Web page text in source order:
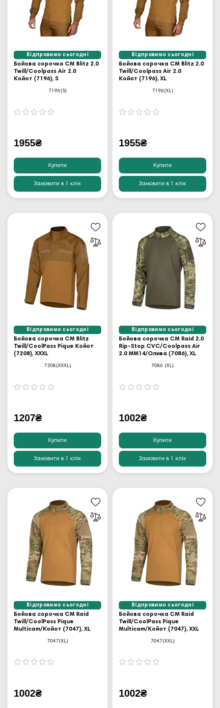
Відправимо сьогодні
Бойова сорочка CM Blitz 2.0
Twill/Coolpass Air 2.0
Койот (7196), S
7196(S)
1955₴
Купити
Замовити в 1 клік
Відправимо сьогодні
Бойова сорочка CM Blitz 2.0
Twill/Coolpass Air 2.0
Койот (7196), XL
7196(XL)
1955₴
Купити
Замовити в 1 клік
Відправимо сьогодні
Бойова сорочка CM Blitz
Twill/CoolPass Pique Койот
(7208), XXXL
7208(XXXL)
1207₴
Купити
Замовити в 1 клік
Відправимо сьогодні
Бойова сорочка CM Raid 2.0
Rip-Stop CVC/Coolpass Air
2.0 MM14/Олива (7086), XL
7086 (XL)
1002₴
Купити
Замовити в 1 клік
Відправимо сьогодні
Бойова сорочка CM Raid
Twill/CoolPass Pique
Multicam/Койот (7047), XL
7047(XL)
1002₴
Відправимо сьогодні
Бойова сорочка CM Raid
Twill/CoolPass Pique
Multicam/Койот (7047), XXL
7047(XXL)
1002₴